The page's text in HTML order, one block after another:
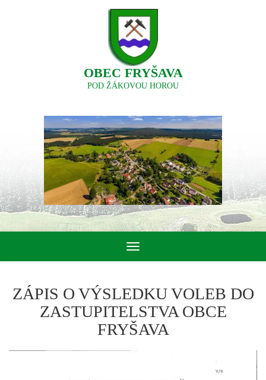
OBEC FRYŠAVA
POD ŽÁKOVOU HOROU
Toggle
navigation
ZÁPIS O VÝSLEDKU VOLEB DO
ZASTUPITELSTVA OBCE
FRYŠAVA